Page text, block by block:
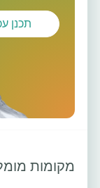
תכנן
מקומות